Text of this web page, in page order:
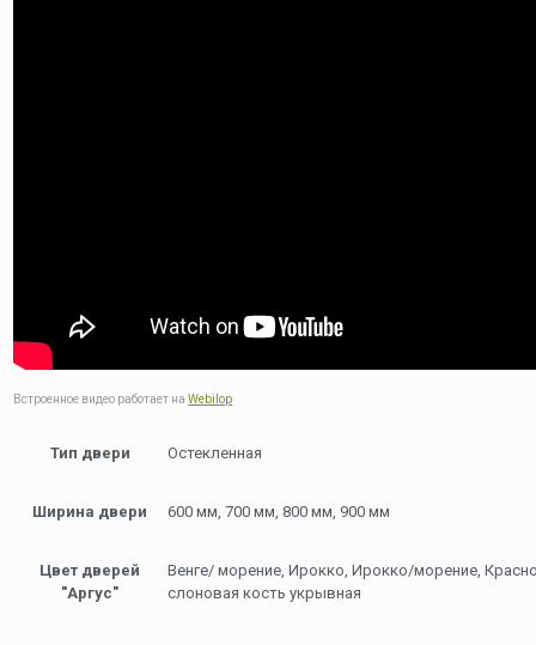
Встроенное видео работает наWebilop
Тип двери Остекленная
Ширина двери 600 мм, 700 мм, 800 мм, 900 мм
Цвет дверей
"Аргус"
Венге/ морение, Ирокко, Ирокко/морение,
слоновая кость укрывная